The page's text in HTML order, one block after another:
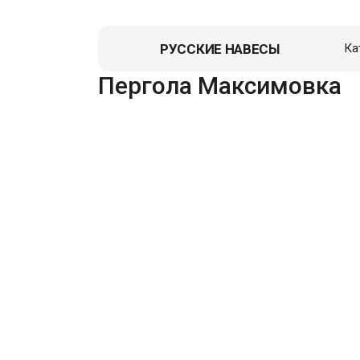
РУССКИЕ НАВЕСЫ
Навес
Пергола Максимовка